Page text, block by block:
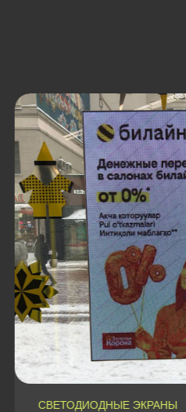
МЕДИАПЛЕЕРА
Медиаплеер
Обновлённая версия
Addreality box c
памяти